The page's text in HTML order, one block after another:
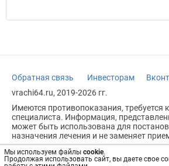
Мы используем файлы cookie.
Продолжая использовать сайт, вы даете свое
Обратная связь Инвесторам
vrachi64.ru, 2019-2026 гг.
Имеются противопоказания, требуется
специалиста. Информация,
может быть использована для
назначения лечения и не заменяет
Возрастное ограничение: 18+